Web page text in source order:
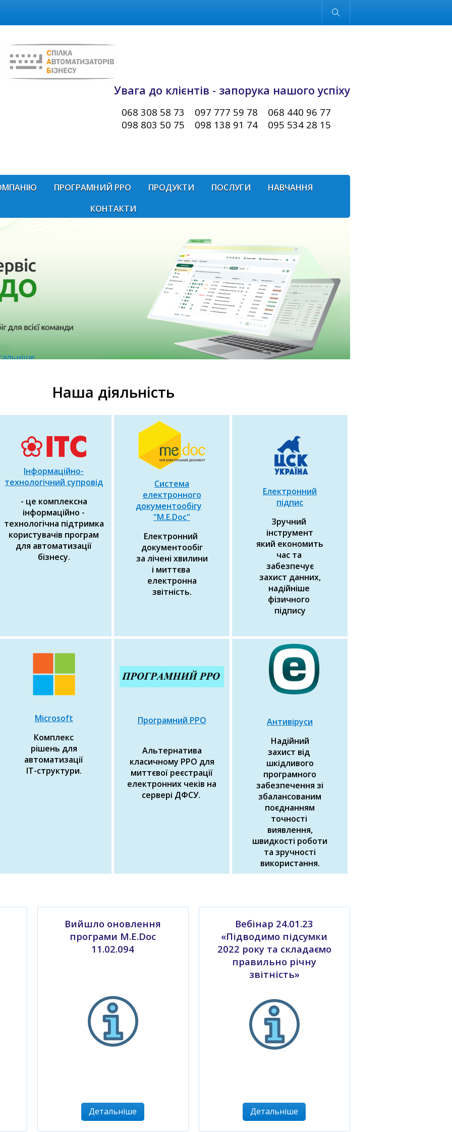
Увага до клієнтів - запорука нашого успіху
068 308 58 73 097 777 59 78 068 440 96 77
098 803 50 75 098 138 91 74 095 534 28 15
ПРОГРАМНИЙ РРО ПРОДУКТИ ПОСЛУГИ
НАВЧАННЯ
КОНТАКТИ
Наша діяльність
Інформаційно-
технологічний супровід
- це комплексна
інформаційно -
технологічна підтримка
користувачів програм
для автоматизації
бізнесу.
Система
електронного
документообігу
"M.E.Doc"
Електронний
документообіг
за лічені хвилини
і миттєва
електронна
звітність.
Електронний
підпис
Зручний
інструмент
який економить
час та
забезпечує
захист данних,
надійніше
фізичного
підпису
Microsoft
Комплекс
рішень для
автоматизації
ІТ-структури.
Програмний РРО
Альтернатива
класичному РРО для
миттєвої реєстрації
електронних чеків на
сервері ДФСУ.
Антивіруси
Надійний
захист від
шкідливого
програмного
забезпечення зі
збалансованим
поєднанням
точності
виявлення,
швидкості роботи
та зручності
використання.
Вийшло оновлення
програми M.E.Doc
11.02.094
Детальніше
Вебінар 24.01.23
«Підводимо підсумки
2022 року та складаємо
правильно річну
звітність»
Детальніше